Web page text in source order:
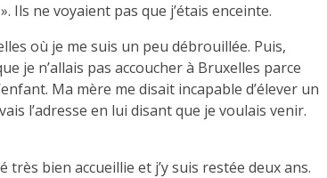
Ils ne voyaient pas que j’étais enceinte.
où je me suis un peu débrouillée. Puis,
je n’allais pas accoucher à Bruxelles parce
Ma mère me disait incapable d’élever un
l’adresse en lui disant que je voulais venir.
très bien accueillie et j’y suis restée deux ans.